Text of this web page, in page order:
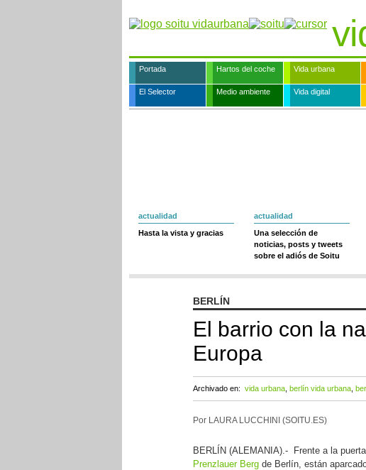
Portada Hartos del coche Vida urbana
El Selector Medio ambiente Vida digital
actualidad
Hasta la vista y gracias
actualidad
Una selección de
noticias, posts y tweets
sobre el adiós de Soitu
BERLÍN
El barrio con la
Europa
Archivado en: vida urbana berlín vida urbana
Por LAURA LUCCHINI (SOITU.ES)
BERLÍN (ALEMANIA).- Frente a la
Prenzlauer Berg de Berlín, están